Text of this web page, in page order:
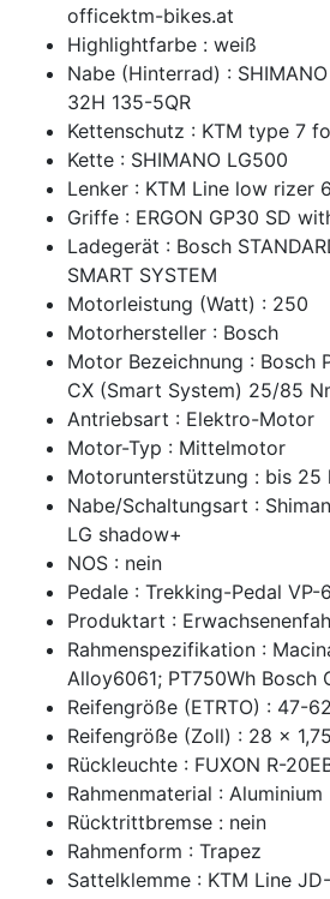
officektm-bikes.at
Highlightfarbe : weiß
Nabe (Hinterrad) :
32H 135-5QR
Kettenschutz : KTM type 7
Kette : SHIMANO LG500
Lenker : KTM Line low rizer
Griffe : ERGON GP30 SD
Ladegerät : Bosch
SMART SYSTEM
Motorleistung (Watt) : 250
Motorhersteller : Bosch
Motor Bezeichnung : Bosch
CX (Smart System) 25/85
Antriebsart : Elektro-Motor
Motor-Typ : Mittelmotor
Motorunterstützung : bis 25
Nabe/Schaltungsart :
LG shadow+
NOS : nein
Pedale : Trekking-Pedal VP-
Produktart :
Rahmenspezifikation :
Alloy6061; PT750Wh Bosch
Reifengröße (ETRTO) : 47-
Reifengröße (Zoll) : 28 x 1,75
Rückleuchte : FUXON R-
Rahmenmaterial : Aluminium
Rücktrittbremse : nein
Rahmenform : Trapez
Sattelklemme : KTM Line